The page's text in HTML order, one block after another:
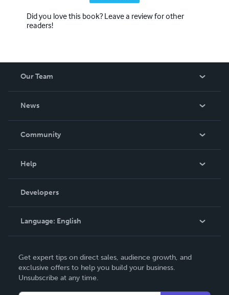
Did you love this book? Leave a review for other
readers!
Our Team
News
In The News
Community
Podcast
Help
Order Lookup
Knowledge Base
Contact Support
Developers
Language: English
Deutsch
Français
Get expert tips on direct sales, audience growth, and
exclusive offers to help you build your business.
Unsubscribe at any time.